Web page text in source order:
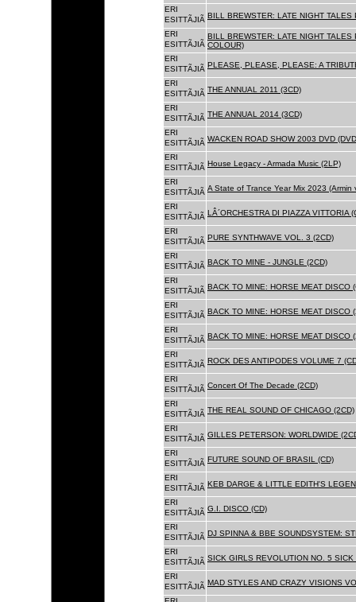
ERI
ESITTÃJIÃ BILL BREWSTER: LATE NIGHT
ERI
ESITTÃJIÃ
BILL BREWSTER: LATE NIGHT
COLOUR)
ERI
ESITTÃJIÃ PLEASE, PLEASE, PLEASE: A
ERI
ESITTÃJIÃ THE ANNUAL 2011 (3CD)
ERI
ESITTÃJIÃ THE ANNUAL 2014 (3CD)
ERI
ESITTÃJIÃ WACKEN ROAD SHOW 2003 DVD
ERI
ESITTÃJIÃ House Legacy - Armada Music (2LP)
ERI
ESITTÃJIÃ A State of Trance Year Mix 2023 (Armin
ERI
ESITTÃJIÃ LÂ´ORCHESTRA DI PIAZZA VITTORIA
ERI
ESITTÃJIÃ PURE SYNTHWAVE VOL. 3 (2CD)
ERI
ESITTÃJIÃ BACK TO MINE - JUNGLE (2CD)
ERI
ESITTÃJIÃ BACK TO MINE: HORSE MEAT DISCO
ERI
ESITTÃJIÃ BACK TO MINE: HORSE MEAT DISCO
ERI
ESITTÃJIÃ BACK TO MINE: HORSE MEAT DISCO
ERI
ESITTÃJIÃ ROCK DES ANTIPODES VOLUME 7
ERI
ESITTÃJIÃ Concert Of The Decade (2CD)
ERI
ESITTÃJIÃ THE REAL SOUND OF CHICAGO (2CD)
ERI
ESITTÃJIÃ GILLES PETERSON: WORLDWIDE
ERI
ESITTÃJIÃ FUTURE SOUND OF BRASIL (CD)
ERI
ESITTÃJIÃ KEB DARGE & LITTLE EDITH'S
ERI
ESITTÃJIÃ G.I. DISCO (CD)
ERI
ESITTÃJIÃ DJ SPINNA & BBE SOUNDSYSTEM:
ERI
ESITTÃJIÃ SICK GIRLS REVOLUTION NO. 5
ERI
ESITTÃJIÃ MAD STYLES AND CRAZY VISIONS